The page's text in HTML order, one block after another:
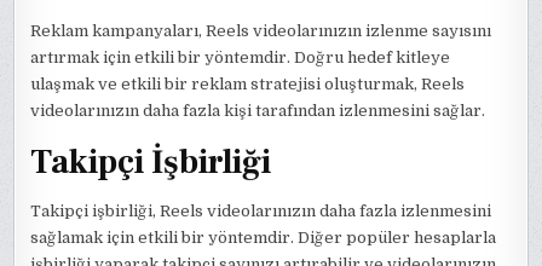
Reklam kampanyaları, Reels videolarınızın izlenme sayısını
artırmak için etkili bir yöntemdir. Doğru hedef kitleye
ulaşmak ve etkili bir reklam stratejisi oluşturmak, Reels
videolarınızın daha fazla kişi tarafından izlenmesini sağlar.
Takipçi İşbirliği
Takipçi işbirliği, Reels videolarınızın daha fazla izlenmesini
sağlamak için etkili bir yöntemdir. Diğer popüler hesaplarla